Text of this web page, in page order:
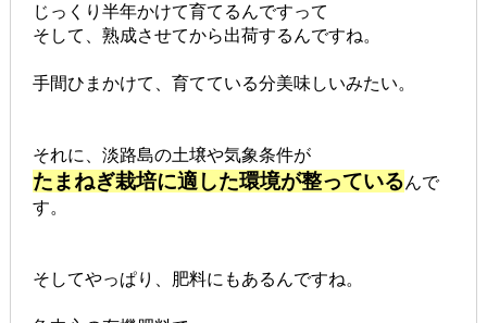
じっくり半年かけて育てるんですって
そして、熟成させてから出荷するんですね。
手間ひまかけて、育てている分美味しいみたい。
それに、淡路島の土壌や気象条件が
たまねぎ栽培に適した環境が整っているんで
す。
そしてやっぱり、肥料にもあるんですね。